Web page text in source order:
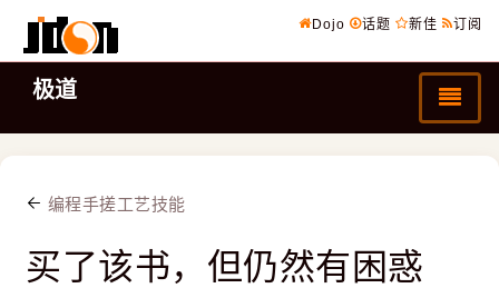
Dojo 话题 新佳 订阅
极道
编程手搓工艺技能
买了该书，但仍然有困惑